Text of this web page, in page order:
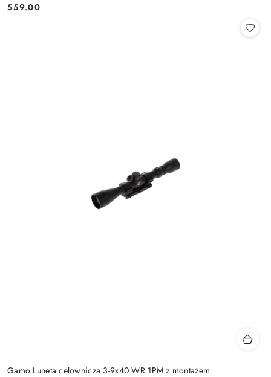
Cena:
559.00
Gamo Luneta celownicza 3-9x40 WR 1PM z montażem